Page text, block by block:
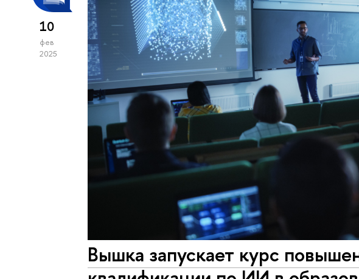
10
фев
2025
Вышка запускает курс